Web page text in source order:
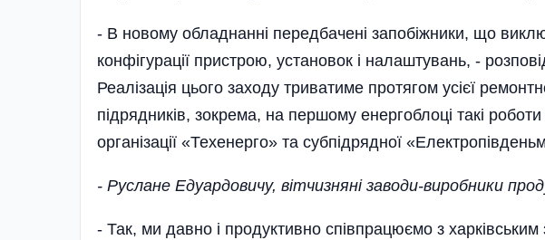
- В новому обладнанні передбачені запобіжники, що
конфігурації пристрою, установок і налаштувань, -
Реалізація цього заходу триватиме протягом усієї
підрядників, зокрема, на першому енергоблоці такі
організації «Техенерго» та субпідрядної
- Руслане Едуардовичу, вітчизняні заводи-виробники
- Так, ми давно і продуктивно співпрацюємо з